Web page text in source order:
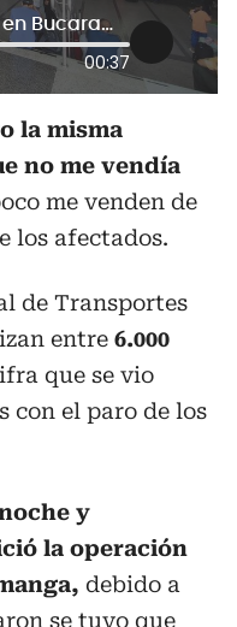
Pasajeros afectados en Bucaramanga
00:37
la misma
no me vendía
me venden de
los afectados.
de Transportes
entre 6.000
que se vio
con el paro de los
y
la operación
debido a
se tuvo que